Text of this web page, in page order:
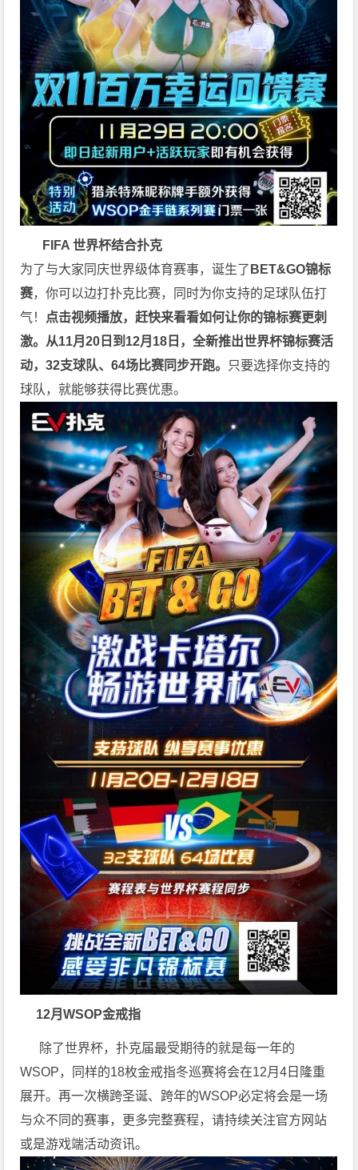
FIFA 世界杯结合扑克
为了与大家同庆世界级体育赛事，诞生了 BET&GO锦标
赛，你可以边打扑克比赛，同时为你支持的足球队伍打
气！ 点击视频播放，赶快来看看如何让你的锦标赛更刺
激。 从11月20日到12月18日，全新推出世界杯锦标赛活
动，32支球队、64场比赛同步开跑。 只要选择你支持的
球队，就能够获得比赛优惠。
12月WSOP金戒指
除了世界杯，扑克届最受期待的就是每一年的
WSOP，同样的18枚金戒指冬巡赛将会在12月4日隆重
展开。再一次横跨圣诞、跨年的WSOP必定将会是一场
与众不同的赛事，更多完整赛程，请持续关注官方网站
或是游戏端活动资讯。